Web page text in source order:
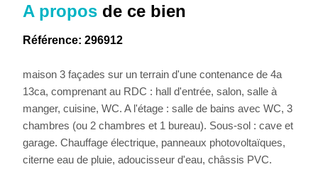
A propos de ce bien
Référence: 296912
maison 3 façades sur un terrain d'une contenance de 4a
13ca, comprenant au RDC : hall d'entrée, salon, salle à
manger, cuisine, WC. A l'étage : salle de bains avec WC, 3
chambres (ou 2 chambres et 1 bureau). Sous-sol : cave et
garage. Chauffage électrique, panneaux photovoltaïques,
citerne eau de pluie, adoucisseur d'eau, châssis PVC.